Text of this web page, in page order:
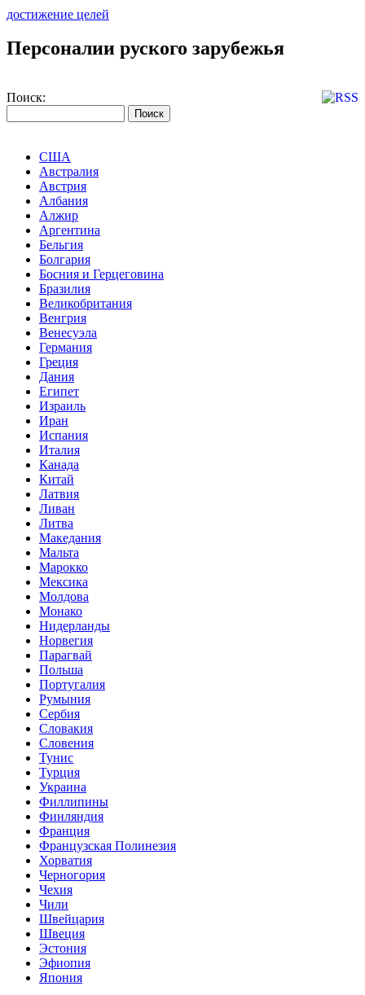
достижение целей
Персоналии руского зарубежья
Поиск:
США
Австралия
Австрия
Албания
Алжир
Аргентина
Бельгия
Болгария
Босния и Герцеговина
Бразилия
Великобритания
Венгрия
Венесуэла
Германия
Греция
Дания
Египет
Израиль
Иран
Испания
Италия
Канада
Китай
Латвия
Ливан
Литва
Македания
Мальта
Марокко
Мексика
Молдова
Монако
Нидерланды
Норвегия
Парагвай
Польша
Португалия
Румыния
Сербия
Словакия
Словения
Тунис
Турция
Украина
Филлипины
Финляндия
Франция
Французская Полинезия
Хорватия
Черногория
Чехия
Чили
Швейцария
Швеция
Эстония
Эфиопия
Япония